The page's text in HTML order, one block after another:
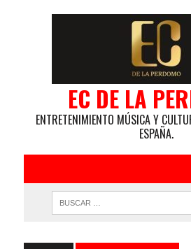
EC DE LA
ENTRETENIMIENTO MÚSICA Y
ESPAÑA.